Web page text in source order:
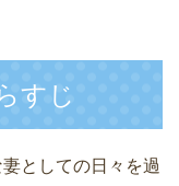
すじ
としての日々を過